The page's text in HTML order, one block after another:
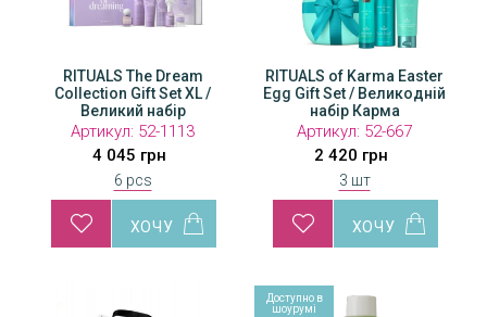
RITUALS The Dream
Collection Gift Set XL /
Великий набір
Артикул: 52-1113
4 045 грн
6 pcs
RITUALS of Karma Easter
Egg Gift Set / Великодній
набір Карма
Артикул: 52-667
2 420 грн
3 шт
Доступно в
шоурумі